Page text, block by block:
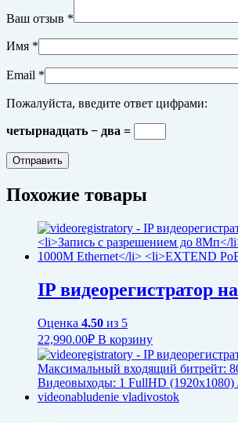
Ваш отзыв *
Имя *
Email *
Пожалуйста, введите ответ цифрами:
четырнадцать − два =
Похожие товары
IP видеорегистратор
Оценка 4.50 из 5
22,990.00₽ В корзину